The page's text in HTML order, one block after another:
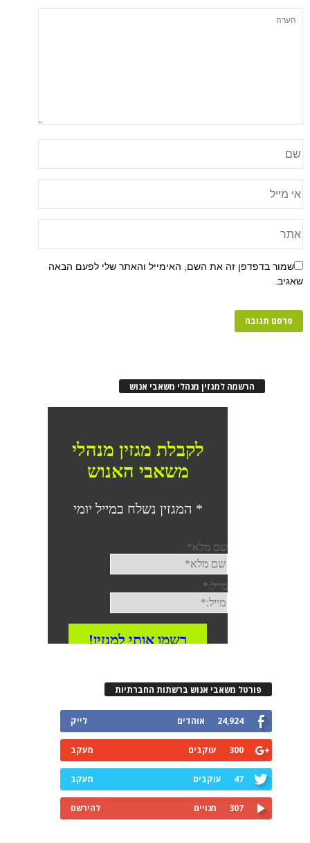
שמור בדפדפן זה את השם, האימייל והאתר שלי לפעם הבאה
שאגיב.
הרשמה למגזין מנהלי משאבי אנוש
פורטל משאבי אנוש ברשתות החברתיות
24,924 אוהדים לייק
300 עוקבים מעקב
47 עוקבים מעקב
307 מנויים להירשם